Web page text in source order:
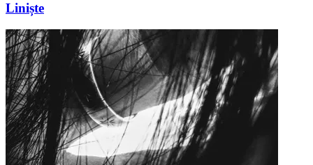
Liniște